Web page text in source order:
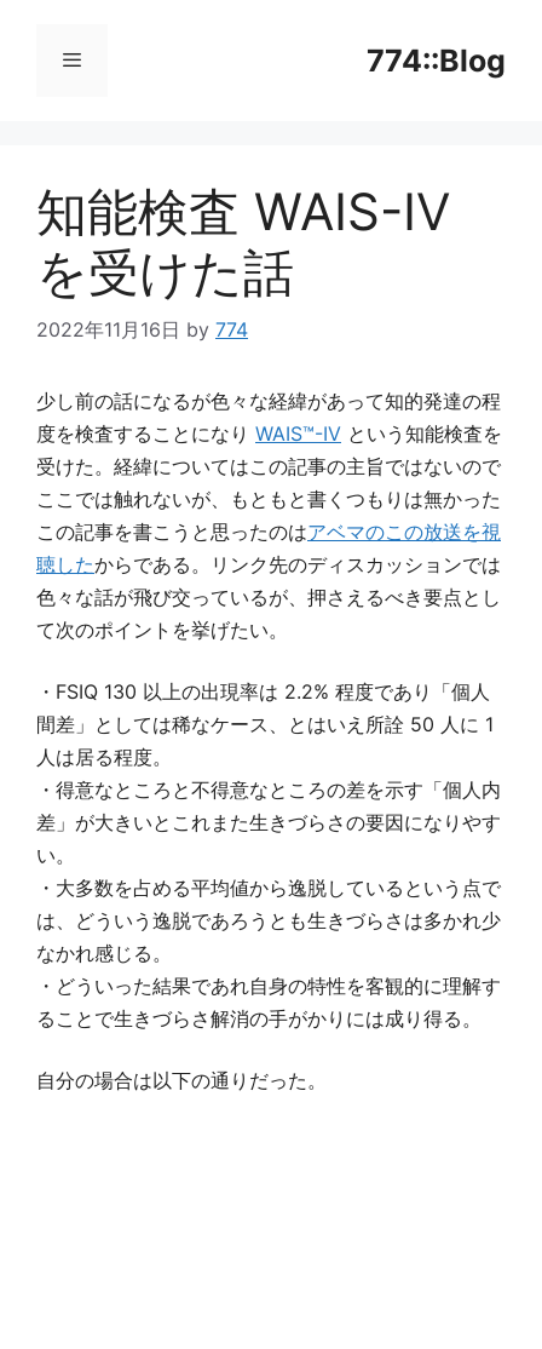
774::Blog
ニ
ュ
知能検査 WAIS-IV
を受けた話
2022年11月16日 by 774
少し前の話になるが色々な経緯があって知的発達の程
度を検査することになり WAIS™-IV という知能検査を
受けた。経緯についてはこの記事の主旨ではないので
ここでは触れないが、もともと書くつもりは無かった
この記事を書こうと思ったのはアベマのこの放送を視
聴したからである。リンク先のディスカッションでは
色々な話が飛び交っているが、押さえるべき要点とし
て次のポイントを挙げたい。
・FSIQ 130 以上の出現率は 2.2% 程度であり「個人
間差」としては稀なケース、とはいえ所詮 50 人に 1
人は居る程度。
・得意なところと不得意なところの差を示す「個人内
差」が大きいとこれまた生きづらさの要因になりやす
い。
・大多数を占める平均値から逸脱しているという点で
は、どういう逸脱であろうとも生きづらさは多かれ少
なかれ感じる。
・どういった結果であれ自身の特性を客観的に理解す
ることで生きづらさ解消の手がかりには成り得る。
自分の場合は以下の通りだった。